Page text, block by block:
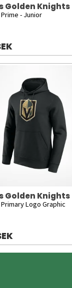
Golden Knights
- Junior
Golden Knights
Logo Graphic